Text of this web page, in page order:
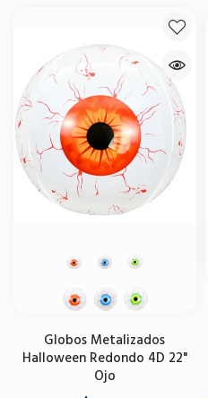
Globos Metalizados
Halloween Redondo 4D 22"
Ojo